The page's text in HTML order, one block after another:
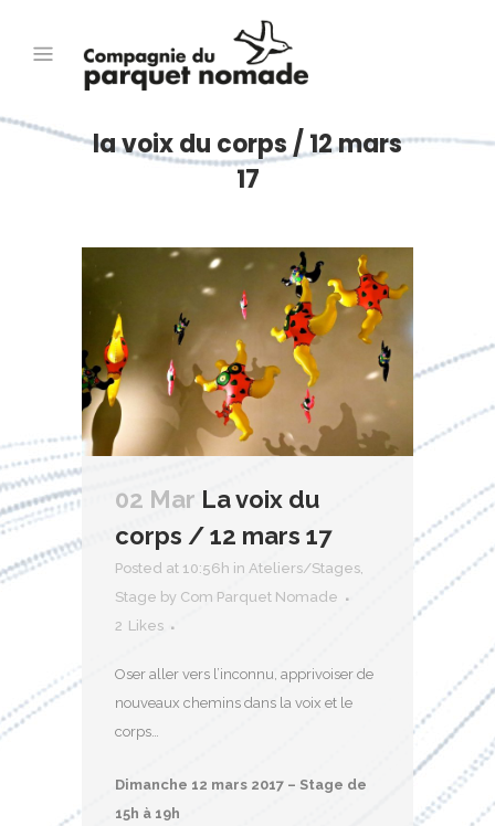
la voix du corps / 12 mars
17
02 Mar La voix du
corps / 12 mars 17
Posted at 10:56h in Ateliers/Stages,
Stage by Com Parquet Nomade
2 Likes
Oser aller vers l’inconnu, apprivoiser de
nouveaux chemins dans la voix et le
corps…
Dimanche 12 mars 2017 – Stage de
15h à 19h